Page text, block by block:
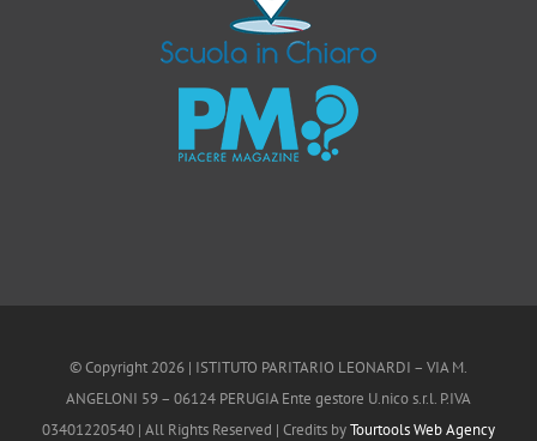
© Copyright 2026 | ISTITUTO PARITARIO LEONARDI – VIA M.
ANGELONI 59 – 06124 PERUGIA Ente gestore U.nico s.r.l. P.IVA
03401220540 | All Rights Reserved | Credits byTourtools Web Agency